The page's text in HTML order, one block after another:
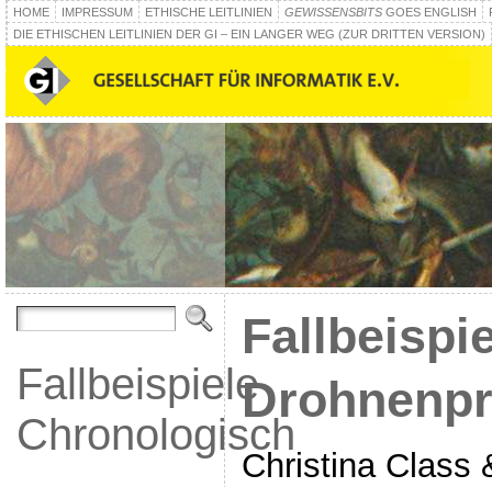
HOME IMPRESSUM ETHISCHE LEITLINIEN GEWISSENSBITSGOES ENGLISH
DIE ETHISCHEN LEITLINIEN DER GI – EIN LANGER WEG (ZUR DRITTEN VERSION)
Fallbeispiele
Chronologisch
Christina Class